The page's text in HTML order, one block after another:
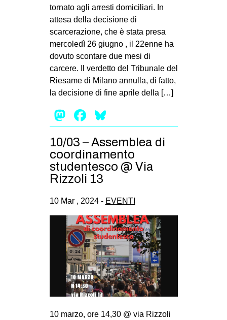
tornato agli arresti domiciliari. In
attesa della decisione di
scarcerazione, che è stata presa
mercoledì 26 giugno , il 22enne ha
dovuto scontare due mesi di
carcere. Il verdetto del Tribunale del
Riesame di Milano annulla, di fatto,
la decisione di fine aprile della […]
Mastodon
Facebook
10/03 – Assemblea di
coordinamento
studentesco @ Via
Rizzoli 13
10 Mar , 2024 - EVENTI
10 marzo, ore 14,30 @ via Rizzoli